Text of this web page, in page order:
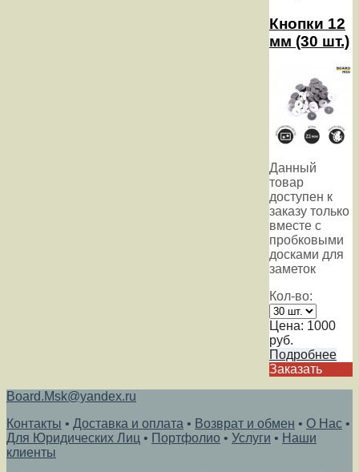
Кнопки 12
мм (30 шт.)
Данный
товар
доступен к
заказу только
вместе с
пробковыми
досками для
заметок
Кол-во:
Цена: 1000
руб.
Подробнее
Заказать
Board.Msk@yandex.ru
Контакты • Доставка и оплата • Возврат и обмен • О Нас •
Для Юридических Лиц • Портфолио • Услуги • Наши
клиенты